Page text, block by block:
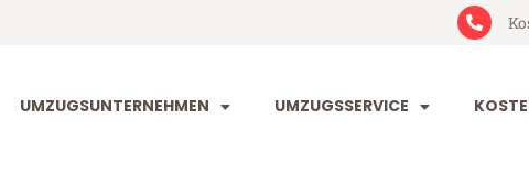
UMZUGSUNTERNEHMEN UMZUGSSERVICE